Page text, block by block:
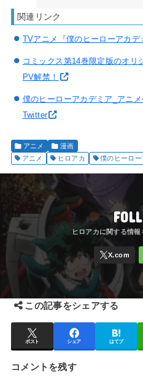
関連リンク
TVアニメ『僕のヒーローアカデ
コミックス第14巻限定版のオリ
PV解禁！
僕のヒーローアカデミア_アニ
Twitter
アニメ
漫画
アニメ
ヒロアカ 僕のヒーロー
この記事をシェアする
ポスト シェア はてブ
コメントを残す